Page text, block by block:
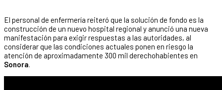
El personal de enfermería reiteró que la solución de fondo es la
construcción de un nuevo hospital regional y anunció una nueva
manifestación para exigir respuestas a las autoridades, al
considerar que las condiciones actuales ponen en riesgo la
atención de aproximadamente 300 mil derechohabientes en
Sonora.